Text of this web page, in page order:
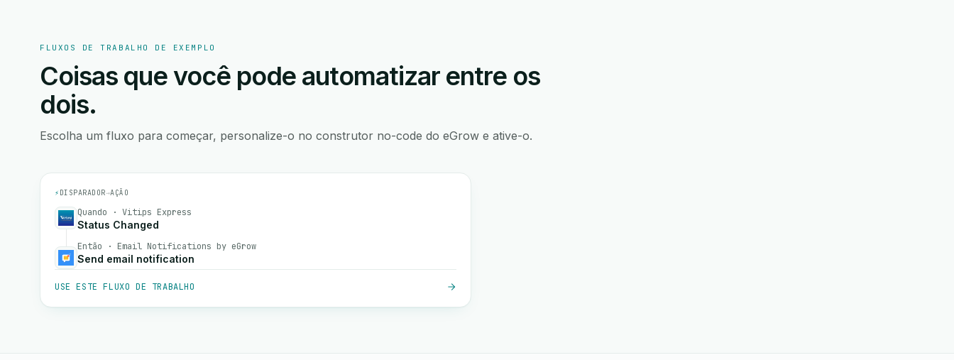
FLUXOS DE TRABALHO DE EXEMPLO
Coisas que você pode automatizar entre os
dois.
Escolha um fluxo para começar, personalize-o no construtor no-code do eGrow e ative-o.
⚡ DISPARADOR→AÇÃO
Quando · Vitips Express
Status Changed
Então · Email Notifications by eGrow
Send email notification
USE ESTE FLUXO DE TRABALHO